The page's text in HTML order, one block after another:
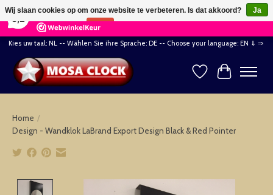
164 Reviews ×
Kies uw taal: NL -- Wählen Sie ihre Sprache: DE -- Choose your language: EN ⇓ ⇒
Verlanglijst
Home /
Design - Wandklok LaBrand Export Design Black & Red Pointer
Product image slideshow Items
Wij slaan cookies op om onze website te verbeteren. Is dat akkoord?
Ja
Nee